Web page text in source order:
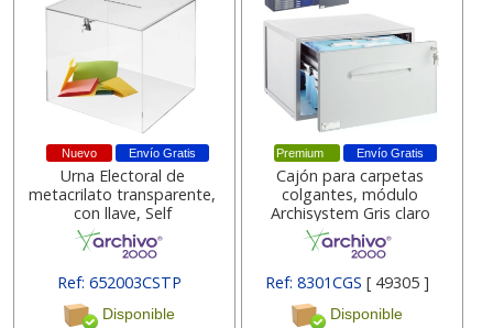
Envío Gratis
Nuevo
Urna Electoral de
metacrilato transparente,
con llave, Self
Ref: 652003CSTP
[ 150363 ]
Disponible
Envío Gratis
Premium
Cajón para carpetas
colgantes, módulo
Archisystem Gris claro
Ref: 8301CGS [ 49305 ]
Disponible